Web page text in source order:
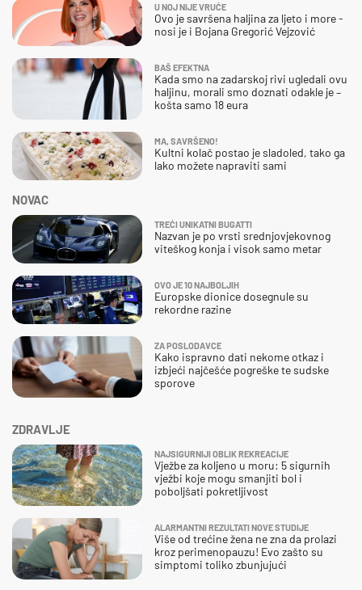
ZDRAVLJE
NAJSIGURNIJI OBLIK REKREACIJE
Vježbe za koljeno u moru: 5 sigurnih
vježbi koje mogu smanjiti bol i
poboljšati pokretljivost
ALARMANTNI REZULTATI NOVE STUDIJE
Više od trećine žena ne zna da prolazi
kroz perimenopauzu! Evo zašto su
simptomi toliko zbunjujući
NOVAC
TREĆI UNIKATNI BUGATTI
Nazvan je po vrsti srednjovjekovnog
viteškog konja i visok samo metar
OVO JE 10 NAJBOLJIH
Europske dionice dosegnule su
rekordne razine
ZA POSLODAVCE
Kako ispravno dati nekome otkaz i
izbjeći najčešće pogreške te sudske
sporove
U NOJ NIJE VRUĆE
Ovo je savršena haljina za ljeto i more -
nosi je i Bojana Gregorić Vejzović
BAŠ EFEKTNA
Kada smo na zadarskoj rivi ugledali ovu
haljinu, morali smo doznati odakle je –
košta samo 18 eura
MA, SAVRŠENO!
Kultni kolač postao je sladoled, tako ga
lako možete napraviti sami